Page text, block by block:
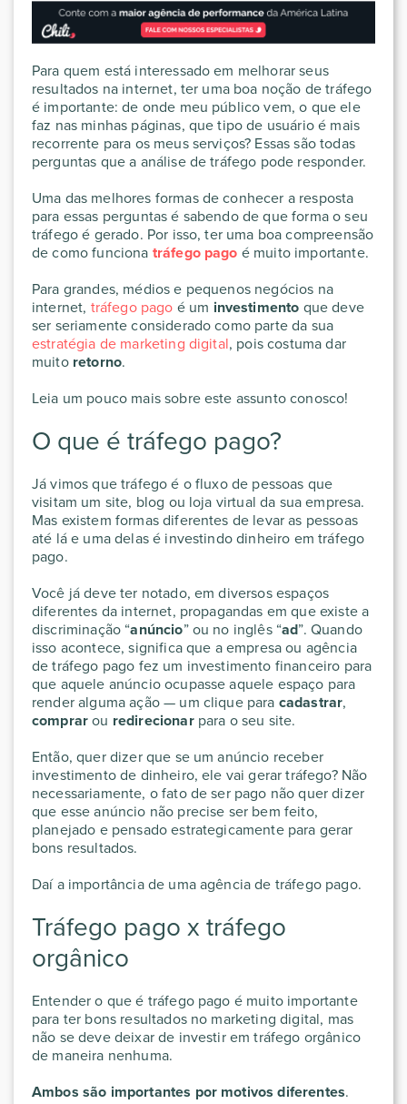
Para quem está interessado em melhorar seus
resultados na internet, ter uma boa noção de tráfego
é importante: de onde meu público vem, o que ele
faz nas minhas páginas, que tipo de usuário é mais
recorrente para os meus serviços? Essas são todas
perguntas que a análise de tráfego pode responder.
Uma das melhores formas de conhecer a resposta
para essas perguntas é sabendo de que forma o seu
tráfego é gerado. Por isso, ter uma boa compreensão
de como funciona tráfego pago é muito importante.
Para grandes, médios e pequenos negócios na
internet, tráfego pago é um investimento que deve
ser seriamente considerado como parte da sua
estratégia de marketing digital, pois costuma dar
muito retorno.
Leia um pouco mais sobre este assunto conosco!
O que é tráfego pago?
Já vimos que tráfego é o fluxo de pessoas que
visitam um site, blog ou loja virtual da sua empresa.
Mas existem formas diferentes de levar as pessoas
até lá e uma delas é investindo dinheiro em tráfego
pago.
Você já deve ter notado, em diversos espaços
diferentes da internet, propagandas em que existe a
discriminação “anúncio” ou no inglês “ad”. Quando
isso acontece, significa que a empresa ou agência
de tráfego pago fez um investimento financeiro para
que aquele anúncio ocupasse aquele espaço para
render alguma ação — um clique para cadastrar,
comprarou redirecionarpara o seu site.
Então, quer dizer que se um anúncio receber
investimento de dinheiro, ele vai gerar tráfego? Não
necessariamente, o fato de ser pago não quer dizer
que esse anúncio não precise ser bem feito,
planejado e pensado estrategicamente para gerar
bons resultados.
Daí a importância de uma agência de tráfego pago.
Tráfego pago x tráfego
orgânico
Entender o que é tráfego pago é muito importante
para ter bons resultados no marketing digital, mas
não se deve deixar de investir em tráfego orgânico
de maneira nenhuma.
Ambos são importantes por motivos diferentes.